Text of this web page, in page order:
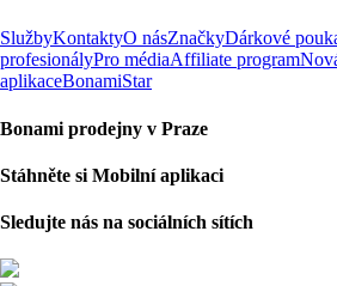
SlužbyKontaktyO násZnačkyDárkové
profesionályPro médiaAffiliate program
aplikaceBonamiStar
Bonami prodejny v Praze
Stáhněte si Mobilní aplikaci
Sledujte nás na sociálních sítích